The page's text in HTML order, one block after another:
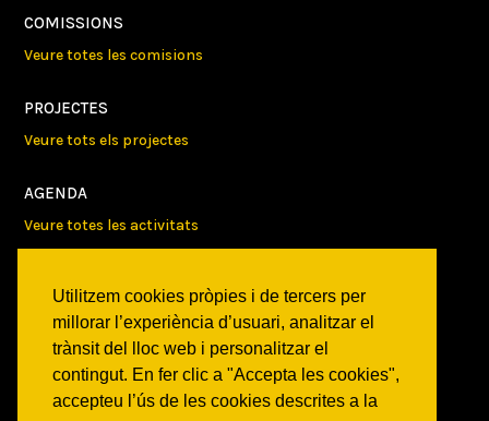
Utilitzem cookies pròpies i de tercers per
millorar l’experiència d’usuari, analitzar el
trànsit del lloc web i personalitzar el
contingut. En fer clic a "Accepta les cookies",
accepteu l’ús de les cookies descrites a la
COMISSIONS
Veure totes les comisions
PROJECTES
Veure tots els projectes
AGENDA
Veure totes les activitats
Victories
ON SOM?